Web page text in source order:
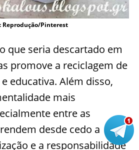
Reprodução/Pinterest
que seria descartado em
promove a reciclagem de
educativa. Além disso,
mais
entre as
desde cedo a
e a responsabilidade